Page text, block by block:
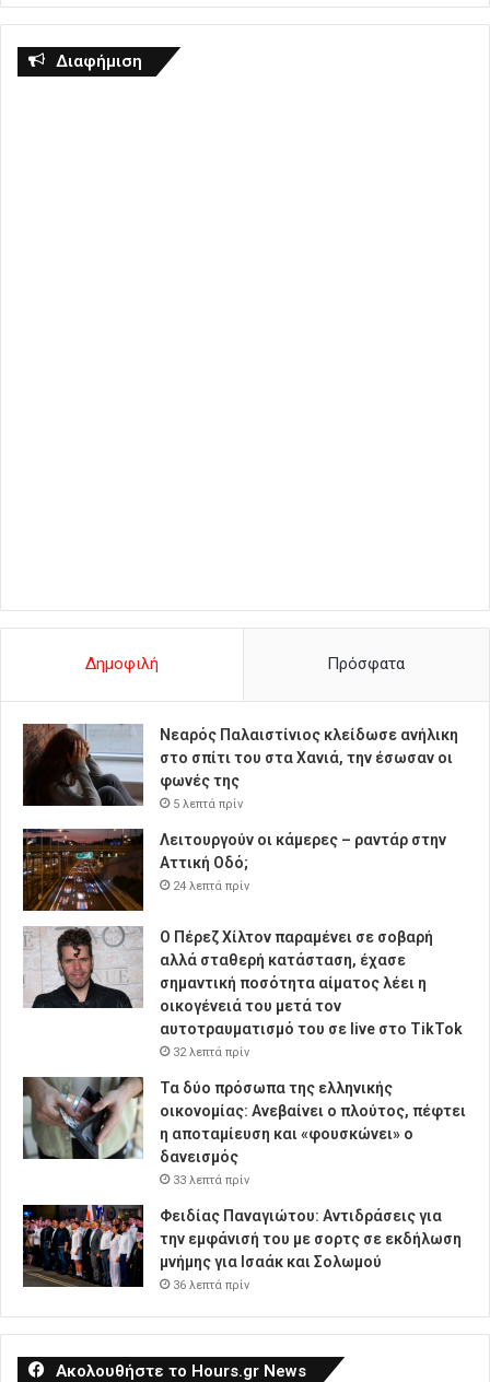
Διαφήμιση
Δημοφιλή Πρόσφατα
Νεαρός Παλαιστίνιος κλείδωσε ανήλικη
στο σπίτι του στα Χανιά, την έσωσαν οι
φωνές της
5 λεπτά πρίν
Λειτουργούν οι κάμερες – ραντάρ στην
Αττική Οδό;
24 λεπτά πρίν
Ο Πέρεζ Χίλτον παραμένει σε σοβαρή
αλλά σταθερή κατάσταση, έχασε
σημαντική ποσότητα αίματος λέει η
οικογένειά του μετά τον
αυτοτραυματισμό του σε live στο TikTok
32 λεπτά πρίν
Τα δύο πρόσωπα της ελληνικής
οικονομίας: Aνεβαίνει ο πλούτος, πέφτει
η αποταμίευση και «φουσκώνει» ο
δανεισμός
33 λεπτά πρίν
Φειδίας Παναγιώτου: Αντιδράσεις για
την εμφάνισή του με σορτς σε εκδήλωση
μνήμης για Ισαάκ και Σολωμού
36 λεπτά πρίν
Ακολουθήστε το Hours.gr News